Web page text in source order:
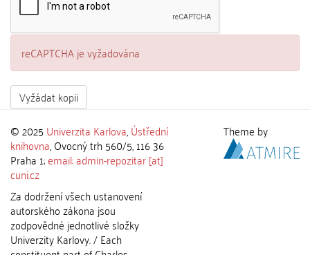
reCAPTCHA je vyžadována
Vyžádat kopii
© 2025 Univerzita Karlova,Ústřední
knihovna, Ovocný trh 560/5, 116 36
Praha 1;email: admin-repozitar [at]
cuni.cz
Za dodržení všech ustanovení
autorského zákona jsou
zodpovědné jednotlivé složky
Univerzity Karlovy. / Each
Theme by